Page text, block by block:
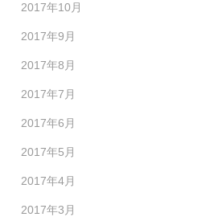
2017年10月
2017年9月
2017年8月
2017年7月
2017年6月
2017年5月
2017年4月
2017年3月